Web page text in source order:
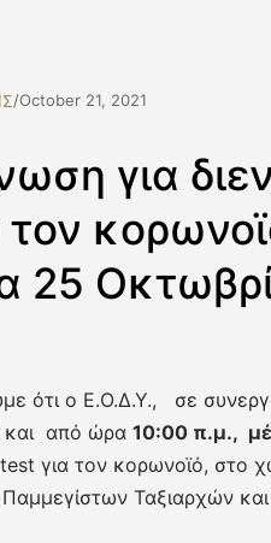
/October 21, 2021
για
τον
25
ότι ο Ε.Ο.Δ.Υ., σε
και από ώρα 10:00 π.μ.,
για τον κορωνοϊό, στο
Ταξιαρχών